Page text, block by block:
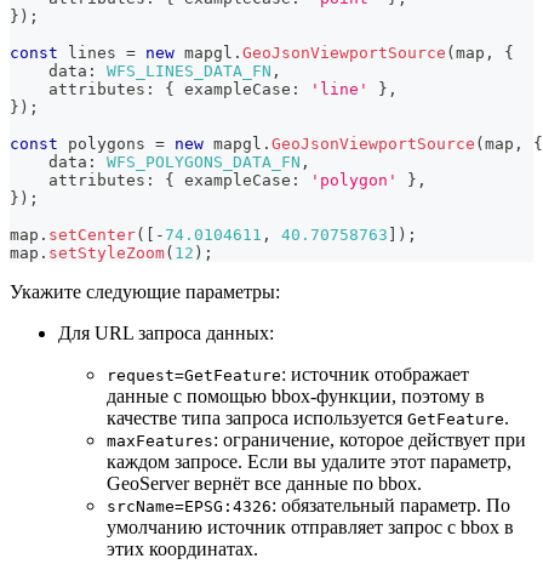
} ) ;
const lines = new mapgl . GeoJsonViewportSource ( map ,
{
    data
: WFS_LINES_DATA_FN ,
    attributes
: { exampleCase : 'line' } ,
} ) ;
const polygons = new mapgl . GeoJsonViewportSource ( map ,
{
    data
: WFS_POLYGONS_DATA_FN ,
    attributes
: { exampleCase : 'polygon' } ,
} ) ;
map . setCenter( -74.0104611 , 40.70758763 ) ;
map . setStyleZoom( 12 ) ;
Укажите следующие параметры:
Для URL запроса данных:
request=GetFeature: источник отображает
данные с помощью bbox-функции, поэтому в
качестве типа запроса используется GetFeature.
maxFeatures: ограничение, которое действует при
каждом запросе. Если вы удалите этот параметр,
GeoServer вернёт все данные по bbox.
srcName=EPSG:4326: обязательный параметр. По
умолчанию источник отправляет запрос с bbox в
этих координатах.